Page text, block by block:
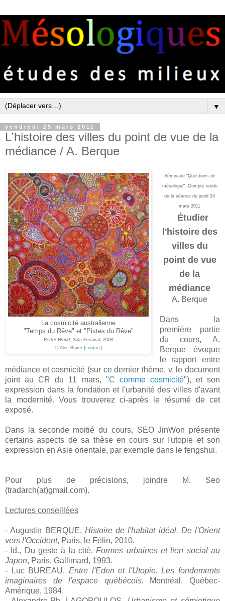
▼
vendredi 25 mars 2011
L'histoire des villes du point de vue de la
médiance / A. Berque
La cosmicité australienne
"Temps du Rêve" et "Pistes du Rêve"
Better World, Sala Festival, 2008
© Alec Bayer (contact)
Séminaire "Questions de
mésologie". Compte rendu
de la séance du jeudi 24
mars 2011
Étudier
l'histoire des
villes du
point de vue
de la
médiance
A. Berque
Dans la
première partie
du cours, A.
Berque évoque
le rapport entre
médiance et cosmicité (sur ce dernier thème, v. le document
joint au CR du 11 mars, "C comme cosmicité"), et son
expression dans la fondation et l'urbanité des villes d'avant
la modernité. Vous trouverez ci-après le résumé de cet
exposé.
Dans la seconde moitié du cours, SEO JinWon présente
certains aspects de sa thèse en cours sur l'utopie et son
expression en Asie orientale, par exemple dans le fengshui.
Pour plus de précisions, joindre M. Seo
(tradarch(at)gmail.com).
Lectures conseillées
- Augustin BERQUE, Histoire de l'habitat idéal. De l'Orient
vers l'Occident, Paris, le Félin, 2010.
- Id., Du geste à la cité.Formes urbaines et lien social au
Japon, Paris, Gallimard, 1993.
- Luc BUREAU, Entre l'Eden et l'Utopie. Les fondements
imaginaires de l'espace québécois, Montréal, Québec-
Amérique, 1984.